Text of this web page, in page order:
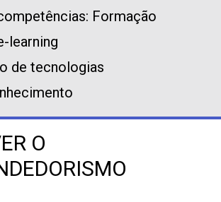
Formação
learning
de tecnologias
O